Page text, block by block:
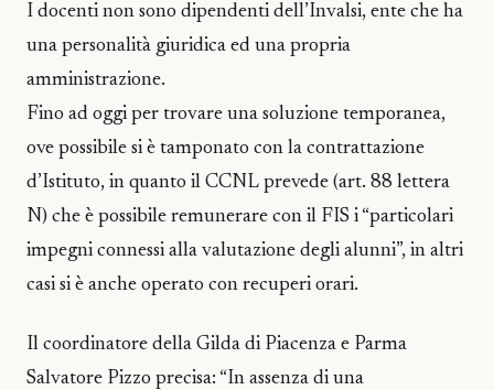
I docenti non sono dipendenti dell’Invalsi, ente che ha
una personalità giuridica ed una propria
amministrazione.
Fino ad oggi per trovare una soluzione temporanea,
ove possibile si è tamponato con la contrattazione
d’Istituto, in quanto il CCNL prevede (art. 88 lettera
N) che è possibile remunerare con il FIS i “particolari
impegni connessi alla valutazione degli alunni”, in altri
casi si è anche operato con recuperi orari.
Il coordinatore della Gilda di Piacenza e Parma
Salvatore Pizzo precisa: “In assenza di una